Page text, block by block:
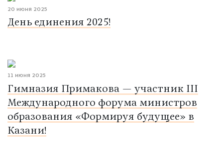
20 июня 2025
День единения 2025!
11 июня 2025
Гимназия Примакова — участник III
Международного форума министров
образования «Формируя будущее» в
Казани!